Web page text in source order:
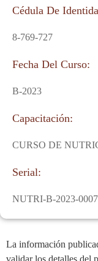
Cédula De
8-769-727
Fecha Del Curso:
B-2023
Capacitación:
CURSO DE
Serial:
NUTRI-B-2023-0007
La información
validar los detalles del